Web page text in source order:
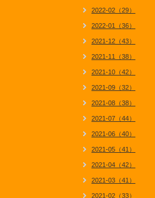
2022-02（29）
2022-01（36）
2021-12（43）
2021-11（38）
2021-10（42）
2021-09（32）
2021-08（38）
2021-07（44）
2021-06（40）
2021-05（41）
2021-04（42）
2021-03（41）
2021-02（33）